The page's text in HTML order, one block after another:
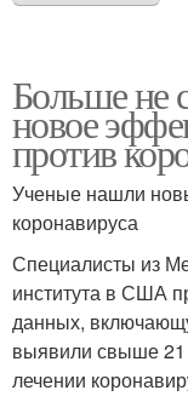
Больше не
новое
против
Ученые нашли
коронавируса
Специалисты из
института в США
данных,
выявили свыше 21
лечении